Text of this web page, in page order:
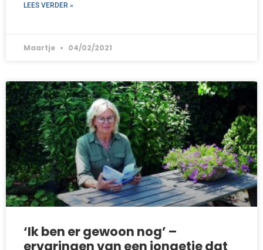
LEES VERDER »
Maartje 04/02/2021
‘Ik ben er gewoon nog’ –
ervaringen van een jongetje dat